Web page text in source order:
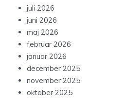
juli 2026
juni 2026
maj 2026
februar 2026
januar 2026
december 2025
november 2025
oktober 2025